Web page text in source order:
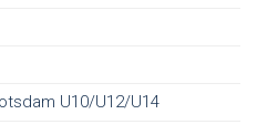
U10/U12/U14